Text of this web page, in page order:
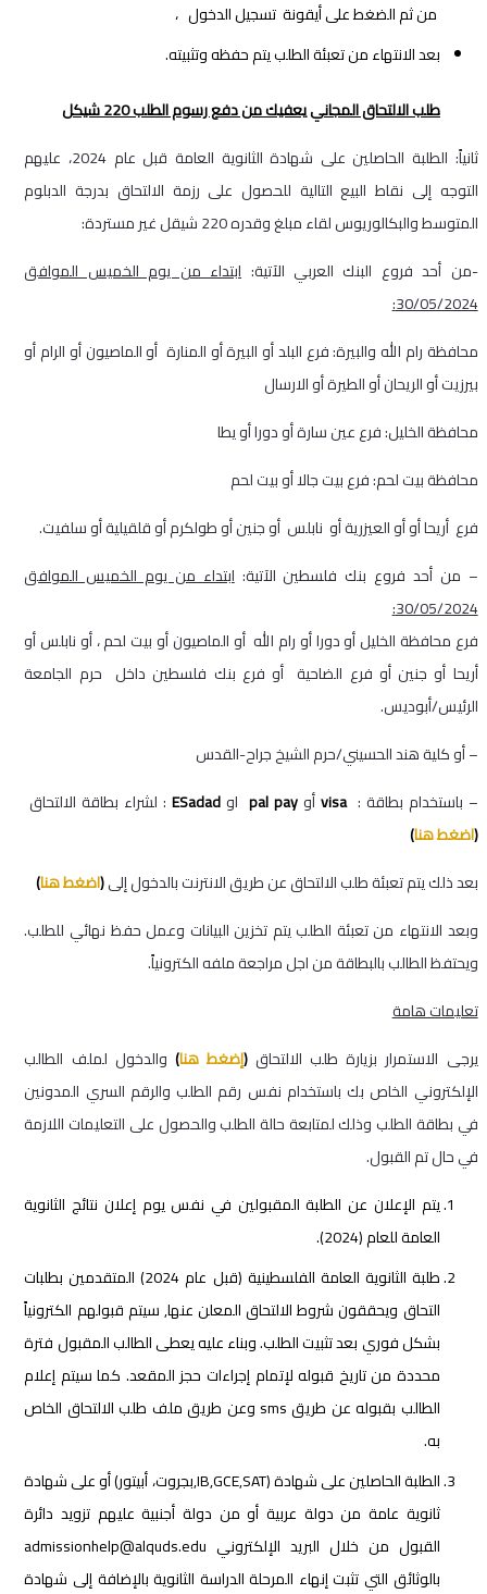
من ثم الضغط على أيقونة تسجيل الدخول ،
بعد الانتهاء من تعبئة الطلب يتم حفظه وتثبيته.
طلب الالتحاق المجاني يعفيك من دفع رسوم الطلب 220 شيكل
ثانياً: الطلبة الحاصلين على شهادة الثانوية العامة قبل عام 2024، عليهم
التوجه إلى نقاط البيع التالية للحصول على رزمة الالتحاق بدرجة الدبلوم
المتوسط والبكالوريوس لقاء مبلغ وقدره 220 شيقل غير مستردة:
-من أحد فروع البنك العربي الآتية: ابتداء من يوم الخميس الموافق
30/05/2024:
محافظة رام الله والبيرة: فرع البلد أو البيرة أو المنارة أو الماصيون أو الرام أو
بيرزيت أو الريحان أو الطيرة أو الارسال
محافظة الخليل: فرع عين سارة أو دورا أو يطا
محافظة بيت لحم: فرع بيت جالا أو بيت لحم
فرع أريحا أو أو العيزرية أو نابلس أو جنين أو طولكرم أو قلقيلية أو سلفيت.
– من أحد فروع بنك فلسطين الآتية:ابتداء من يوم الخميس الموافق
30/05/2024:
فرع محافظة الخليل أو دورا أو رام الله أو الماصيون أو بيت لحم ، أو نابلس أو
أريحا أو جنين أو فرع الضاحية أو فرع بنك فلسطين داخل حرم الجامعة
الرئيس/أبوديس.
– أو كلية هند الحسيني/حرم الشيخ جراح-القدس
– باستخدام بطاقة :visaأوpal pay اوESadad: لشراء بطاقة الالتحاق
(اضغط هنا)
بعد ذلك يتم تعبئة طلب الالتحاق عن طريق الانترنت بالدخول إلى(اضغط هنا)
وبعد الانتهاء من تعبئة الطلب يتم تخزين البيانات وعمل حفظ نهائي للطلب.
ويحتفظ الطالب بالبطاقة من اجل مراجعة ملفه الكترونياً.
تعليمات هامة
يرجى الاستمرار بزيارة طلب الالتحاق(إضغط هنا) والدخول لملف الطالب
الإلكتروني الخاص بك باستخدام نفس رقم الطلب والرقم السري المدونين
في بطاقة الطلب وذلك لمتابعة حالة الطلب والحصول على التعليمات اللازمة
في حال تم القبول.
يتم الإعلان عن الطلبة المقبولين في نفس يوم إعلان نتائج الثانوية
العامة للعام (2024).
طلبة الثانوية العامة الفلسطينية (قبل عام 2024) المتقدمين بطلبات
التحاق ويحققون شروط الالتحاق المعلن عنها, سيتم قبولهم الكترونياً
بشكل فوري بعد تثبيت الطلب. وبناء عليه يعطى الطالب المقبول فترة
محددة من تاريخ قبوله لإتمام إجراءات حجز المقعد. كما سيتم إعلام
الطالب بقبوله عن طريق sms وعن طريق ملف طلب الالتحاق الخاص
به.
الطلبة الحاصلين على شهادة (IB,GCE,SAT,بجروت، أبيتور) أو على شهادة
ثانوية عامة من دولة عربية أو من دولة أجنبية عليهم تزويد دائرة
القبول من خلال البريد الإلكتروني admissionhelp@alquds.edu
بالوثائق التي تثبت إنهاء المرحلة الدراسة الثانوية بالإضافة إلى شهادة